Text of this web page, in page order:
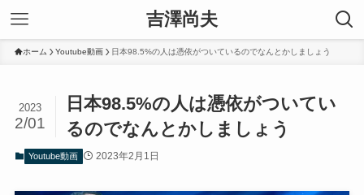
吉澤尚夫
ホーム Youtube動画 日本98.5%の人は憑依がついているのでなんとかしましょう
日本98.5%の人は憑依がついてい
るのでなんとかしましょう
2023
2/01
Youtube動画 2023年2月1日